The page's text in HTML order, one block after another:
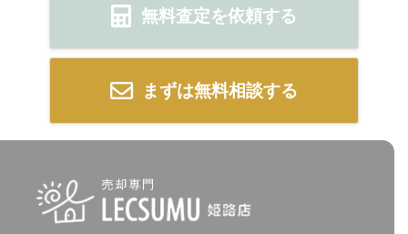
無料査定を依頼する
まずは無料相談する